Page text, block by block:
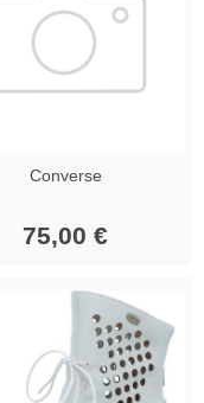
Converse
75,00 €